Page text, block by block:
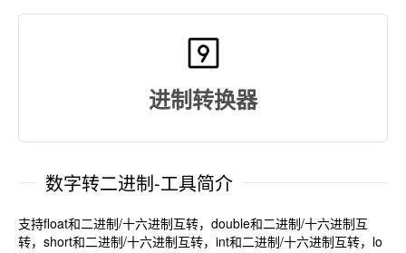
进制转换器
数字转二进制-工具简介
支持float和二进制/十六进制互转，double和二进制/十六进制互
转，short和二进制/十六进制互转，int和二进制/十六进制互转，lo